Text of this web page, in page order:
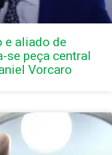
e aliado de
se peça central
Vorcaro